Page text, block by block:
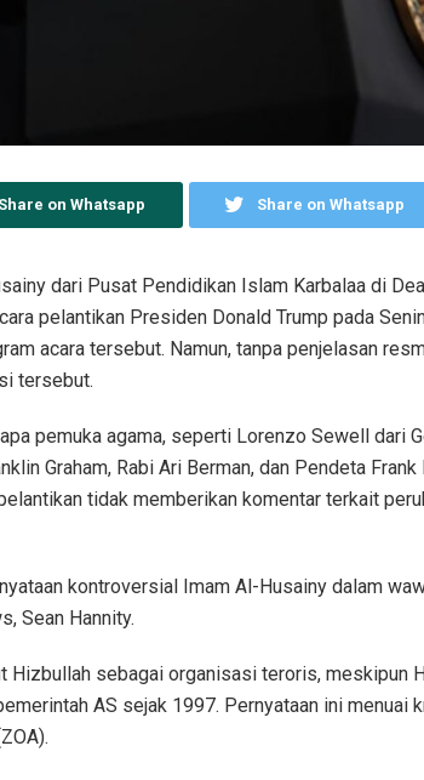
Share on Whatsapp Share on Whatsapp
dari Pusat Pendidikan Islam Karbalaa di
pelantikan Presiden Donald Trump pada
acara tersebut. Namun, tanpa penjelasan
tersebut.
pemuka agama, seperti Lorenzo Sewell dari
Graham, Rabi Ari Berman, dan Pendeta Frank
tidak memberikan komentar terkait
kontroversial Imam Al-Husainy dalam
Sean Hannity.
Hizbullah sebagai organisasi teroris, meskipun
AS sejak 1997. Pernyataan ini menuai